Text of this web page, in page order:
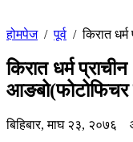
होमपेज/पूर्व /किरात
किरात धर्म प्राचीन
आङबो(फोटोफिचर
बिहिबार, माघ २३, २०७६